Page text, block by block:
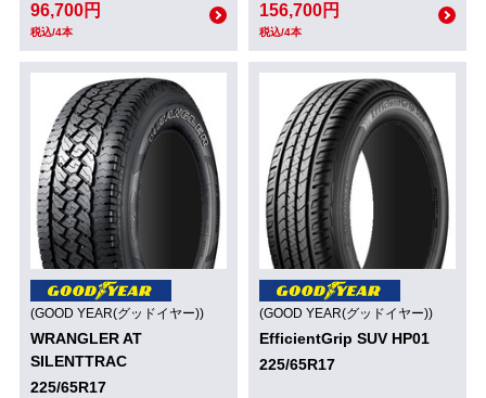
96,700円
税込/4本
156,700円
税込/4本
(GOOD YEAR(グッドイヤー))
WRANGLER AT
SILENTTRAC
225/65R17
(GOOD YEAR(グッドイヤー))
EfficientGrip SUV HP01
225/65R17